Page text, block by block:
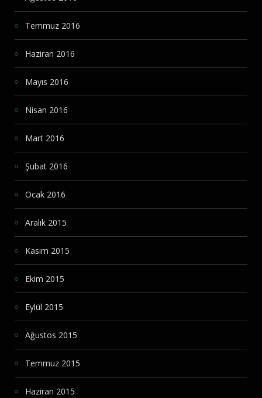
Temmuz 2016
Haziran 2016
Mayıs 2016
Nisan 2016
Mart 2016
Şubat 2016
Ocak 2016
Aralık 2015
Kasım 2015
Ekim 2015
Eylül 2015
Ağustos 2015
Temmuz 2015
Haziran 2015